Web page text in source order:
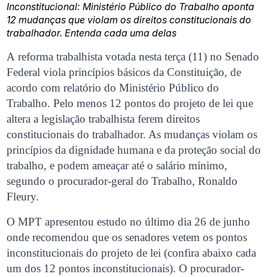
Inconstitucional: Ministério Público do Trabalho aponta
12 mudanças que violam os direitos constitucionais do
trabalhador. Entenda cada uma delas
A reforma trabalhista votada nesta terça (11) no Senado
Federal viola princípios básicos da Constituição, de
acordo com relatório do Ministério Público do
Trabalho. Pelo menos 12 pontos do projeto de lei que
altera a legislação trabalhista ferem direitos
constitucionais do trabalhador. As mudanças violam os
princípios da dignidade humana e da proteção social do
trabalho, e podem ameaçar até o salário mínimo,
segundo o procurador-geral do Trabalho, Ronaldo
Fleury.
O MPT apresentou estudo no último dia 26 de junho
onde recomendou que os senadores vetem os pontos
inconstitucionais do projeto de lei (confira abaixo cada
um dos 12 pontos inconstitucionais). O procurador-